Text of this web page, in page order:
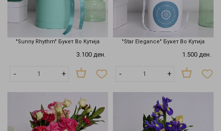
"Sunny Rhythm" Букет Во Кутија
3.100 ден.
- +
"Star Elegance" Букет Во Кутија
1.500 ден.
- +